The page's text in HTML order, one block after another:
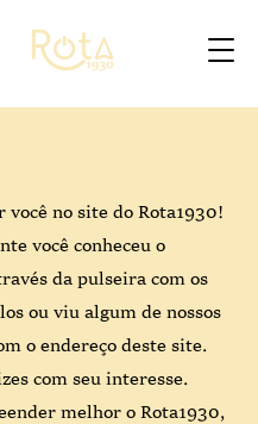
você no site do Rota1930!
você conheceu o
da pulseira com os
ou viu algum de nossos
o endereço deste site.
com seu interesse.
melhor o Rota1930,